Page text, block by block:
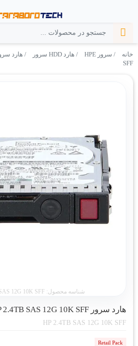
خانه / سرور HPE / هارد HDD سرور
SFF
شناسه محصول: 12G 10K SFF
هارد سرور HP 2.4TB SAS 12G 10K SFF
HP 2.4TB SAS 12G 10K SFF
Retail Pack